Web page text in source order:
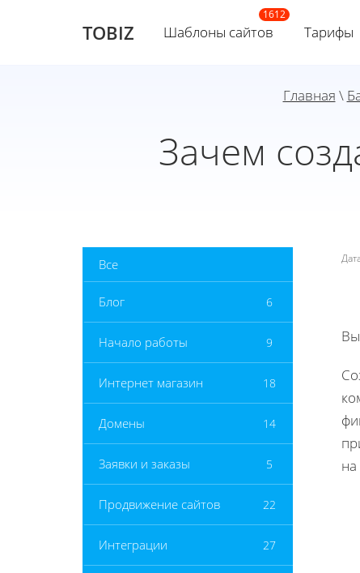
TOBIZ Шаблоны сайтов Тарифы
Главная \
Зачем
Все
Блог 6
Начало работы 9
Интернет магазин 18
Домены 14
Заявки и заказы 5
Продвижение сайтов 22
Интеграции 27